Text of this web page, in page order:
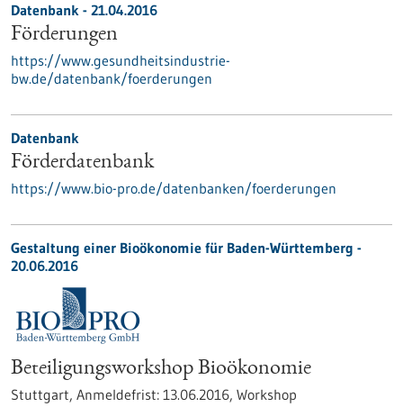
Datenbank - 21.04.2016
Förderungen
https://www.gesundheitsindustrie-
bw.de/datenbank/foerderungen
Datenbank
Förderdatenbank
https://www.bio-pro.de/datenbanken/foerderungen
Gestaltung einer Bioökonomie für Baden-Württemberg -
20.06.2016
Beteiligungsworkshop Bioökonomie
Stuttgart, Anmeldefrist: 13.06.2016, Workshop